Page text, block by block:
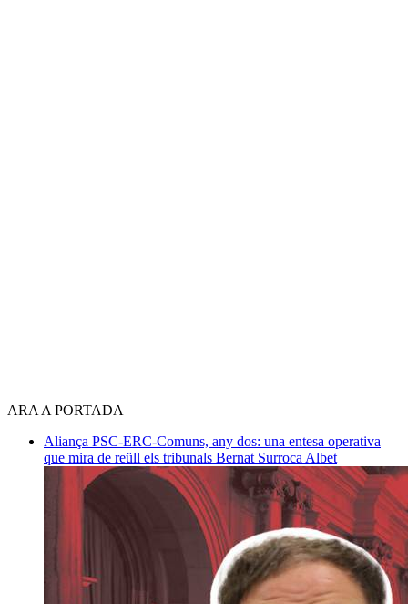
ARA A PORTADA
Aliança PSC-ERC-Comuns, any dos: una entesa operativa
que mira de reüll els tribunals Bernat Surroca Albet